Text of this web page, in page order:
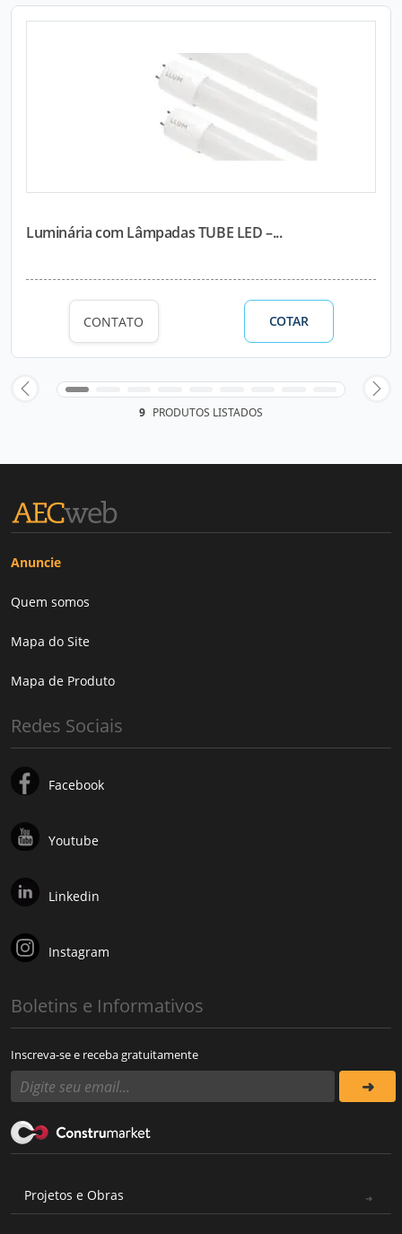
Luminária com Lâmpadas TUBE LED –...
CONTATO COTAR
9 PRODUTOS LISTADOS
Anuncie
Quem somos
Mapa do Site
Mapa de Produto
Redes Sociais
Facebook
Youtube
Linkedin
Instagram
Boletins e Informativos
Inscreva-se e receba gratuitamente
Projetos e Obras